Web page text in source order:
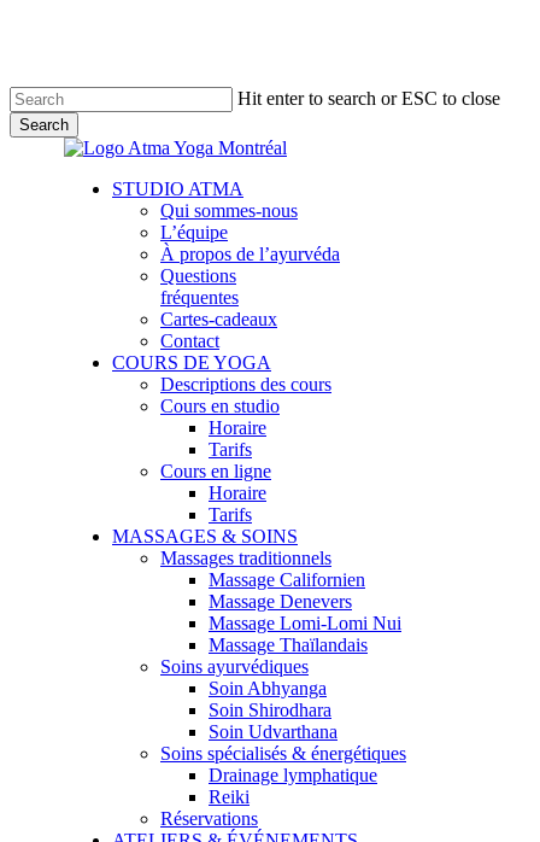
content
Hit enter to search or ESC to close
Search
Menu
STUDIO ATMA
Qui sommes-nous
L’équipe
À propos de l’ayurvéda
Questions
fréquentes
Cartes-cadeaux
Contact
COURS DE YOGA
Descriptions des cours
Cours en studio
Horaire
Tarifs
Cours en ligne
Horaire
Tarifs
MASSAGES & SOINS
Massages traditionnels
Massage Californien
Massage Denevers
Massage Lomi-Lomi Nui
Massage Thaïlandais
Soins ayurvédiques
Soin Abhyanga
Soin Shirodhara
Soin Udvarthana
Soins spécialisés & énergétiques
Drainage lymphatique
Reiki
Réservations